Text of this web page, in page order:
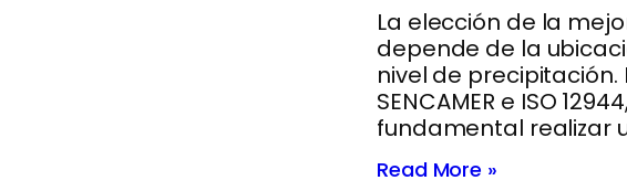
La elección de la
depende de la
nivel de precipitación.
SENCAMER e ISO
fundamental realizar
Read More »